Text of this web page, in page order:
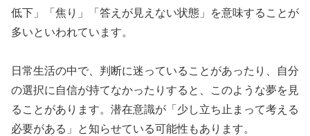
低下」「焦り」「答えが見えない状態」を意味することが
多いといわれています。
日常生活の中で、判断に迷っていることがあったり、自分
の選択に自信が持てなかったりすると、このような夢を見
ることがあります。潜在意識が「少し立ち止まって考える
必要がある」と知らせている可能性もあります。